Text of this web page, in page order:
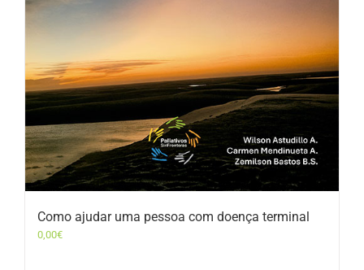
Como ajudar uma pessoa com doença terminal
0,00€